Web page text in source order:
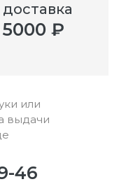
5000 ₽
или
выдачи
46